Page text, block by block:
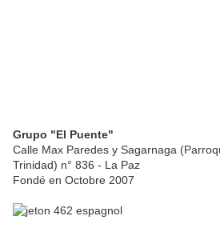
Grupo "El Puente"
Calle Max Paredes y Sagarnaga
Trinidad) n° 836 - La Paz
Fondé en Octobre 2007